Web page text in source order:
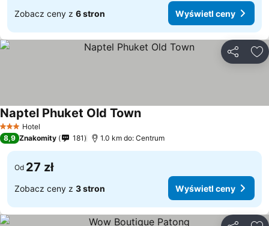
Zobacz ceny z 6 stron Wyświetl ceny
3 Kategoria
Hotel
Naptel Phuket Old Town
8,9 Znakomity 181 1.0 km do: Centrum
Od 27 zł
Zobacz ceny z 3 stron Wyświetl ceny